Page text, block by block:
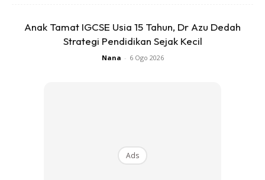
tonton drama siri Turki ni! Tunggu apa lagi? Jom!
Anak Tamat IGCSE Usia 15 Tahun, Dr Azu Dedah
Strategi Pendidikan Sejak Kecil
Nana - 6 Ogo 2026
Ads